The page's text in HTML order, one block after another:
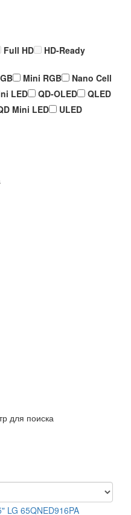
Full HD
HD-Ready
Mini RGB
Nano Cell
LED QD-OLED
QLED
Mini LED
ULED
для поиска